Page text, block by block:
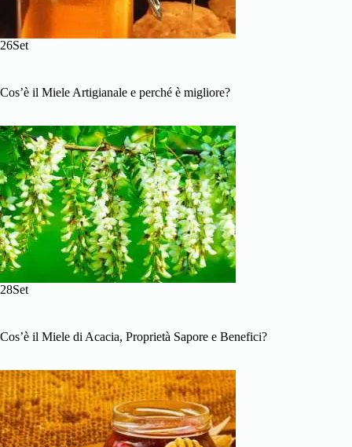
26Set
Cos’è il Miele Artigianale e perché è migliore?
28Set
Cos’è il Miele di Acacia, Proprietà Sapore e Benefici?